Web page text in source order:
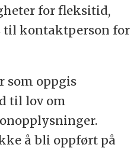
for fleksitid,
til kontaktperson for
som oppgis
til lov om
å bli oppført på